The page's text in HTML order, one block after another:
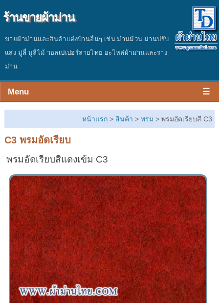
ร้านขายผ้าม่าน
ขายผ้าม่านและสินค้าแต่งบ้านอื่นๆ เช่น ม่านม้วน ม่านปรับ
แสง มู่ลี่ มู่ลี่ไม้ วอลเปเปอร์ลายไทย อะไหล่ผ้าม่านและราง
ม่าน
Menu ☰
หน้าร้าน
ผลงาน
ประเมินราคา
ติดต่อร้าน
บทความ
หน้าแรก > สินค้า >พรม > พรมอัดเรียบสี C3
C3 พรมอัดเรียบ
พรมอัดเรียบสีแดงเข้ม C3